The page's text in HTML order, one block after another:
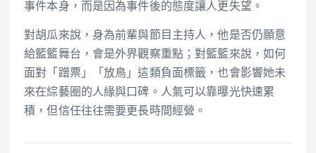
事件本身，而是因為事件後的態度讓人更失望。
對胡瓜來說，身為前輩與節目主持人，他是否仍願意
給籃籃舞台，會是外界觀察重點；對籃籃來說，如何
面對「蹭票」「放鳥」這類負面標籤，也會影響她未
來在綜藝圈的人緣與口碑。人氣可以靠曝光快速累
積，但信任往往需要更長時間經營。